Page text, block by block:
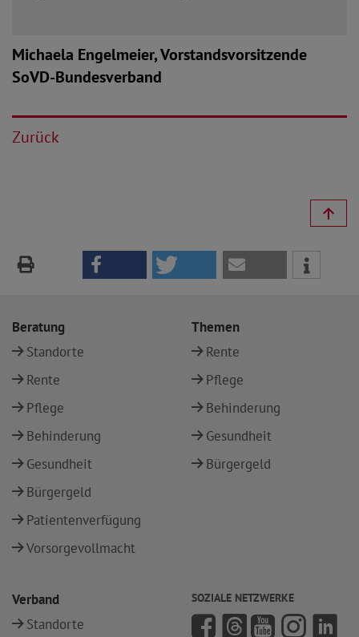
Michaela Engelmeier,Vorstandsvorsitzende
SoVD-Bundesverband
Zurück
Beratung
Standorte
Rente
Pflege
Behinderung
Gesundheit
Bürgergeld
Patientenverfügung
Vorsorgevollmacht
Themen
Rente
Pflege
Behinderung
Gesundheit
Bürgergeld
Verband
Standorte
SOZIALE NETZWERKE